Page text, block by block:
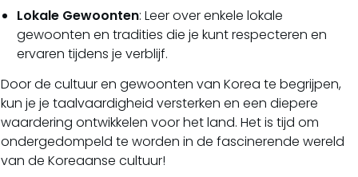
Lokale Gewoonten: Leer over enkele lokale
gewoonten en tradities die je kunt respecteren en
ervaren tijdens je verblijf.
Door de cultuur en gewoonten van Korea te begrijpen,
kun je je taalvaardigheid versterken en een diepere
waardering ontwikkelen voor het land. Het is tijd om
ondergedompeld te worden in de fascinerende wereld
van de Koreaanse cultuur!